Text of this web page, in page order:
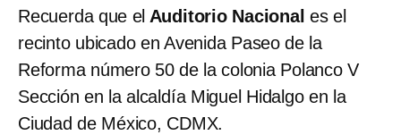
Recuerda que el Auditorio Nacionales el
recinto ubicado en Avenida Paseo de la
Reforma número 50 de la colonia Polanco V
Sección en la alcaldía Miguel Hidalgo en la
Ciudad de México, CDMX.